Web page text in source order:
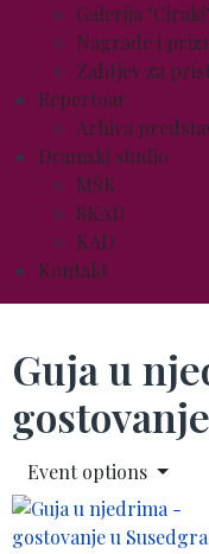
Galerija "Ciraki"
Nagrade i
Zahtjev za
Repertoar
Arhiva
Dramski studio
MŠK
SKAD
KAD
Kontakt
Guja u
Event options